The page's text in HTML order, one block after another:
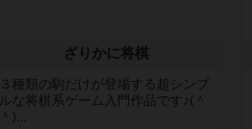
ざりかに将棋
３種類の駒だけが登場する超シンプ
ルな将棋系ゲーム入門作品です♪(＾
＾)...